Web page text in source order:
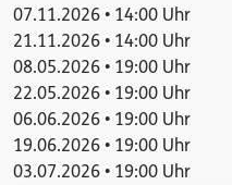
07.11.2026 • 14:00 Uhr
21.11.2026 • 14:00 Uhr
08.05.2026 • 19:00 Uhr
22.05.2026 • 19:00 Uhr
06.06.2026 • 19:00 Uhr
19.06.2026 • 19:00 Uhr
03.07.2026 • 19:00 Uhr